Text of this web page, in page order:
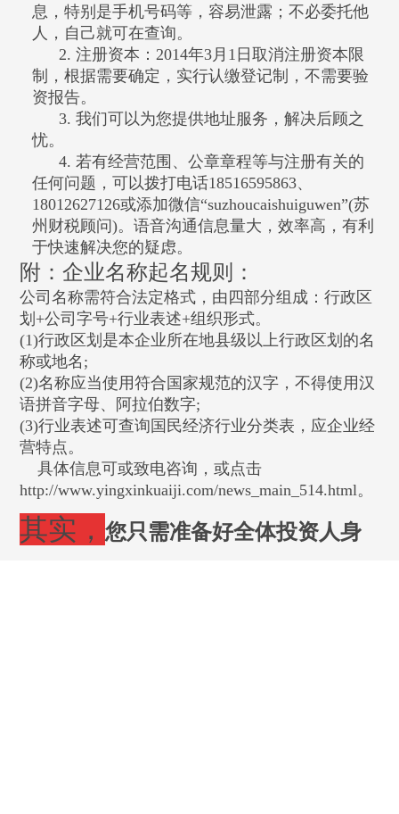
息，特别是手机号码等，容易泄露；不必委托他
人，自己就可在查询。
2. 注册资本：2014年3 月 1 日取消注册资本限
制
，根据需要确定，实行认缴登记制，不需要验
资报告。
3. 我们可以为您提供地址服务，解决后顾之
忧。
4. 若有经营范围、公章章程等与注册有关的
任何问题，可以拨打电话18516595863、
18012627126或添加微信“suzhoucaishuiguwen”(苏
州财税顾问)。语音沟通信息量大，效率高，有利
于快速解决您的疑虑。
附：企业名称起名规则：
公司名称需符合法定格式，由四部分组成：行政区
划 +公司字号+行业表述+组织形式。
(1)行政区划是本企业所在地县级以上行政区划的名
称或地名 ;
(2)名称应当使用符合国家规范的汉字，不得使用汉
语拼音字母、阿拉伯数字;
(3)行业表述可查询国民经济行业分类表，应企业经
营特点。
具体信息可或致电咨询，或点击
http://www.yingxinkuaiji.com/news_main_514.html。
其实，您只需准备好全体投资人身